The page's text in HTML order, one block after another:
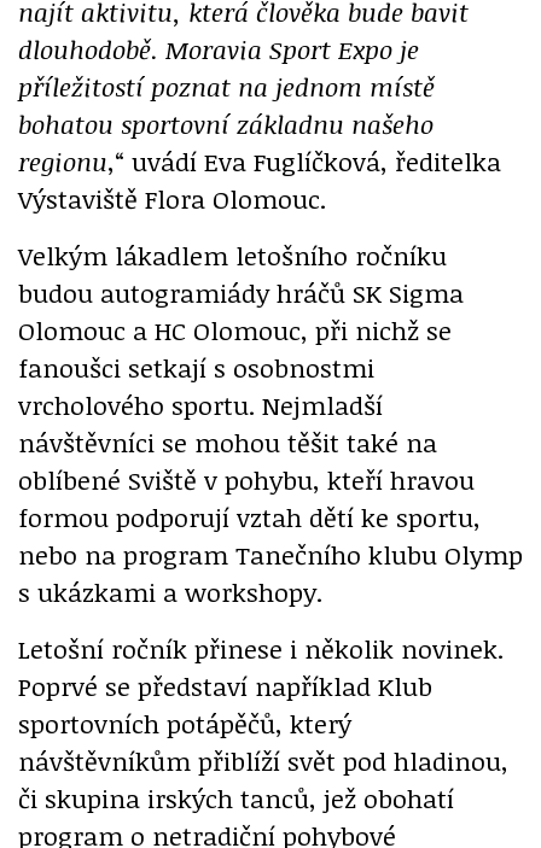
najít aktivitu, která člověka bude bavit
dlouhodobě. Moravia Sport Expo je
příležitostí poznat na jednom místě
bohatou sportovní základnu našeho
regionu,“ uvádí Eva Fuglíčková, ředitelka
Výstaviště Flora Olomouc.
Velkým lákadlem letošního ročníku
budou autogramiády hráčů SK Sigma
Olomouc a HC Olomouc, při nichž se
fanoušci setkají s osobnostmi
vrcholového sportu. Nejmladší
návštěvníci se mohou těšit také na
oblíbené Sviště v pohybu, kteří hravou
formou podporují vztah dětí ke sportu,
nebo na program Tanečního klubu Olymp
s ukázkami a workshopy.
Letošní ročník přinese i několik novinek.
Poprvé se představí například Klub
sportovních potápěčů, který
návštěvníkům přiblíží svět pod hladinou,
či skupina irských tanců, jež obohatí
program o netradiční pohybové